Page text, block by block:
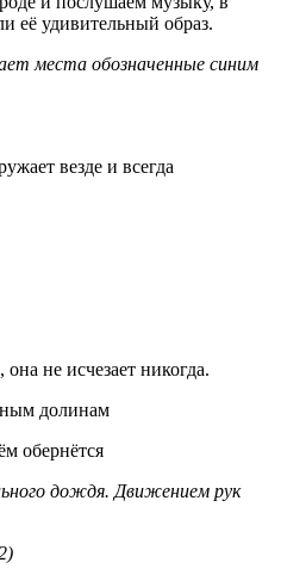
её удивительный образ.
места обозначенные синим
везде и всегда
не исчезает никогда.
долинам
обернётся
дождя. Движением рук